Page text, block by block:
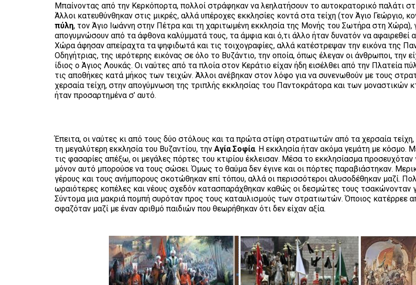
Μπαίνοντας από την Κερκόπορτα, πολλοί στράφηκαν να λεηλατήσουν το αυτοκρατορικό παλάτι
Άλλοι κατευθύνθηκαν στις μικρές, αλλά υπέροχες εκκλησίες κοντά στα τείχη (τον Άγιο Γεώργιο,
πύλη, τον Άγιο Ιωάννη στην Πέτρα και τη χαριτωμένη εκκλησία της Μονής του Σωτήρα στη Χώρα),
απογυμνώσουν από τα άφθονα καλύμματά τους, τα άμφια και ό,τι άλλο ήταν δυνατόν να αφαιρεθεί
Χώρα άφησαν απείραχτα τα ψηφιδωτά και τις τοιχογραφίες, αλλά κατέστρεψαν την εικόνα της
Οδηγήτριας, της ιερότερης εικόνας σε όλο το Βυζάντιο, την οποία, όπως έλεγαν οι άνθρωποι, την
ίδιος ο Άγιος Λουκάς. Οι ναύτες από τα πλοία στον Κεράτιο είχαν ήδη εισέλθει από την Πλατεία
τις αποθήκες κατά μήκος των τειχών. Άλλοι ανέβηκαν στον λόφο για να συνενωθούν με τους
χερσαία τείχη, στην απογύμνωση της τριπλής εκκλησίας του Παντοκράτορα και των μοναστικών
ήταν προσαρτημένα σ’ αυτό.
Έπειτα, οι ναύτες κι από τους δύο στόλους και τα πρώτα στίφη στρατιωτών από τα χερσαία τείχη,
τη μεγαλύτερη εκκλησία του Βυζαντίου, τηνΑγία Σοφία. Η εκκλησία ήταν ακόμα γεμάτη με κόσμο.
τις φασαρίες απέξω, οι μεγάλες πόρτες του κτιρίου έκλεισαν. Μέσα το εκκλησίασμα προσευχόταν
μόνον αυτό μπορούσε να τους σώσει. Όμως το θαύμα δεν έγινε και οι πόρτες παραβιάστηκαν.
γέρους και τους ανήμπορους σκοτώθηκαν επί τόπου, αλλά οι περισσότεροι αλυσοδέθηκαν μαζί.
ωραιότερες κοπέλες και νέους σχεδόν κατασπαράχθηκαν καθώς οι δεσμώτες τους τσακώνονταν
Σύντομα μια μακριά πομπή συρόταν προς τους καταυλισμούς των στρατιωτών. Όποιος κατέρρεε
σφαζόταν μαζί με έναν αριθμό παιδιών που θεωρήθηκαν ότι δεν είχαν αξία.